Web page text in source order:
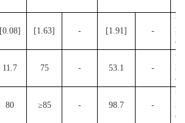
[0.08] [1.63] - [1.91] -
预
期
性
11.7 75 - 53.1 -
预
期
性
80 ≥85 - 98.7 -
预
期
性